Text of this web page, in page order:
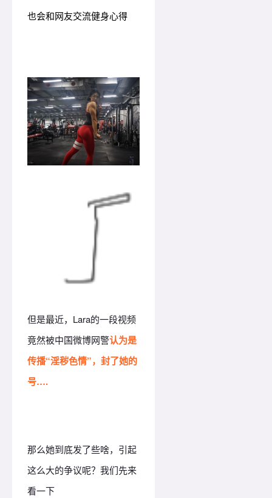
也会和网友交流健身心得
但是最近，Lara的一段视频
竟然被中国微博网警认为是
传播“淫秽色情”，封了她的
号….
那么她到底发了些啥，引起
这么大的争议呢？ 我们先来
看一下